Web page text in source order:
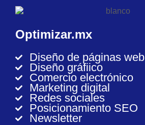
Optimizar.mx
Diseño de páginas web
Diseño gráfiico
Comercio electrónico
Marketing digital
Redes sociales
Posicionamiento SEO
Newsletter